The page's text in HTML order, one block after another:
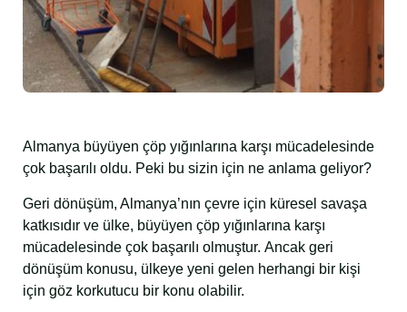
Almanya büyüyen çöp yığınlarına karşı mücadelesinde
çok başarılı oldu. Peki bu sizin için ne anlama geliyor?
Geri dönüşüm, Almanya’nın çevre için küresel savaşa
katkısıdır ve ülke, büyüyen çöp yığınlarına karşı
mücadelesinde çok başarılı olmuştur. Ancak geri
dönüşüm konusu, ülkeye yeni gelen herhangi bir kişi
için göz korkutucu bir konu olabilir.